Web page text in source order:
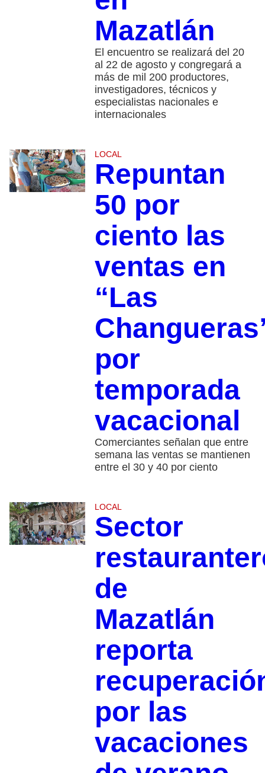
Mazatlán
El encuentro se realizará del 20
al 22 de agosto y congregará a
más de mil 200 productores,
investigadores, técnicos y
especialistas nacionales e
internacionales
LOCAL
Repuntan
50 por
ciento las
ventas en
“Las
por
temporada
vacacional
Comerciantes señalan que entre
semana las ventas se mantienen
entre el 30 y 40 por ciento
LOCAL
Sector
de
Mazatlán
reporta
por las
vacaciones